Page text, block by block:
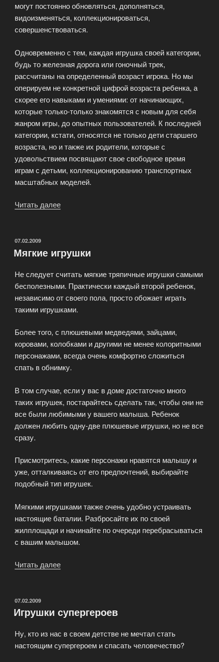
могут постоянно обновляться, дополняться,
видоизменяться, коллекционироваться,
совершенствоваться.
Одновременно с тем, каждая игрушка своей категории,
будь то железная дорога или гоночный трек,
рассчитаны на определенный возраст игрока. Но мы
оперируем не конкретной цифрой возраста ребенка, а
скорее его навыками и умениями: от начинающих,
которые только-только знакомятся с новым для себя
жанром игры, до опытных пользователей. К последней
категории, кстати, относятся не только дети старшего
возраста, но и также их родители, которые с
удовольствием посвящают свое свободное время
играм с детьми, коллекционированию транспортных
масштабных моделей.
Читать далее
ОПУБЛИКОВАНО
07.02.2009
Мягкие игрушки
Не следует считать мягкие тряпичные игрушки самыми
бесполезными. Практически каждый второй ребенок,
независимо от своего пола, просто обожает играть
такими игрушками.
Более того, с плюшевыми медведями, зайцами,
коровами, колобками и другими не менее колоритными
персонажами, всегда очень комфортно сложиться
спать в обнимку.
В том случае, если у вас в доме достаточно много
таких игрушек, постарайтесь сделать так, чтобы они не
все были любимыми у вашего малыша. Ребенок
должен любить одну-две плюшевые игрушки, но не все
сразу.
Присмотритесь, какие персонажи нравятся малышу и
уже, отталкиваясь от его предпочтений, выбирайте
подобный тип игрушек.
Мягкими игрушками также очень удобно устраивать
настоящие баталии. Разбросайте их по своей
жилплощади и начинайте по очереди перебрасываться
с вашим малышом.
Читать далее
ОПУБЛИКОВАНО
07.02.2009
Игрушки супергероев
Ну, кто из нас в своем детстве не мечтал стать
настоящим супергероем и спасать человечество?